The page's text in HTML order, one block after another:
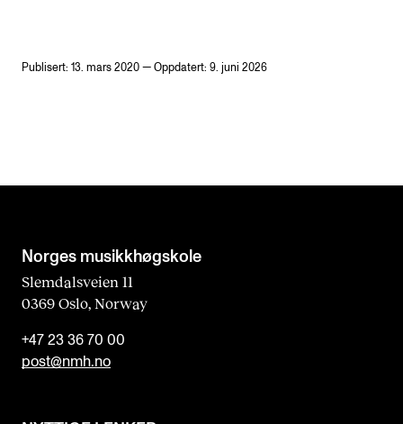
Publisert: 13. mars 2020 — Oppdatert: 9. juni 2026
Norges musikk­høgskole
Slemdalsveien 11
0369 Oslo, Norway
+47 23 36 70 00
post@nmh.no